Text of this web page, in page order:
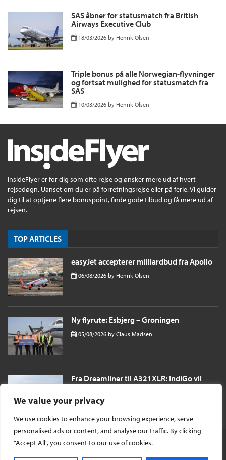
We value your privacy
We use cookies to enhance your browsing experience, serve
personalised ads or content, and analyse our traffic. By clicking
"Accept All", you consent to our use of cookies.
SAS åbner for statusmatch fra British
Airways Executive Club
18/03/2026 by Henrik Olsen
Triple bonus på alle Norwegian-flyvninger
og fortsat mulighed for statusmatch fra
SAS
10/03/2026 by Henrik Olsen
InsideFlyer er for dig som ofte rejse og ønsker mere ud af hvert
rejsedøgn. Uanset om du er på forretningsrejse eller på ferie. Vi guider
dig til at optjene flere bonuspoint, finde gode tilbud og få mere ud af
rejsen.
TOP ARTICLES
easyJet accepterer milliardbud fra Apollo
06/08/2026 by Henrik Olsen
Ny flyrute: Esbjerg – Groningen
05/08/2026 by Claus Madsen
Fra Dreamliner til A321XLR: IndiGo vil
sende passagerer næsten 11 timer til
London i et single aisle fly
© Ophavsret 2026 -InsideFlyer DK